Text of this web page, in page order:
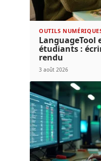
OUTILS
LanguageTool
étudiants :
rendu
3 août 2026